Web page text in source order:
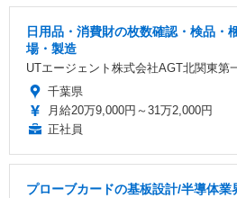
日用品・消費財の枚数確認・検品・
場・製造
UTエージェント株式会社AGT北関東第
千葉県
月給20万9,000円～31万2,000円
正社員
プローブカードの基板設計/半導体業